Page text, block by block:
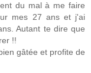
du mal à me faire
mes 27 ans et j'ai
Autant te dire que
!!
gâtée et profite de